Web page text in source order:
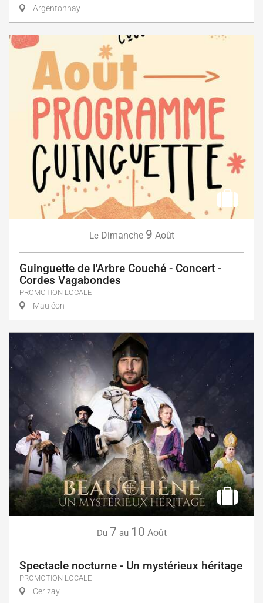
Argentonnay
Le Dimanche 9 Août
Guinguette de l'Arbre Couché - Concert -
Cordes Vagabondes
PROMOTION LOCALE
Mauléon
Du 7 au 10 Août
Spectacle nocturne - Un mystérieux héritage
PROMOTION LOCALE
Cerizay